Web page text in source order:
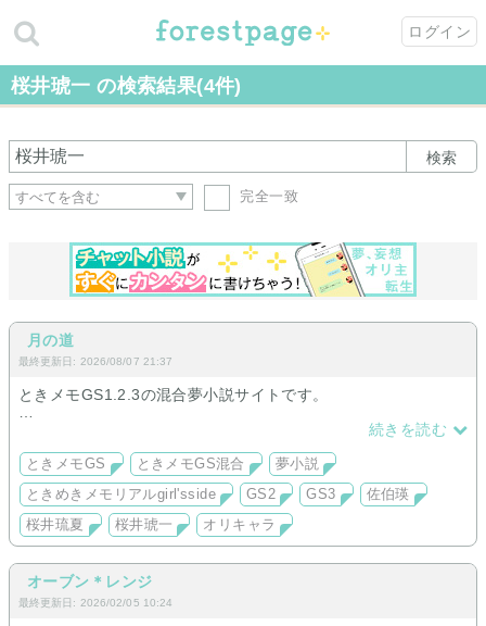
ログイン
桜井琥一 の検索結果(4件)
検索
完全一致
月の道
最終更新日: 2026/08/07 21:37
ときメモGS1.2.3の混合夢小説サイトです。
主人公オリキャラです。
続きを読む
ときメモGS ときメモGS混合
夢小説
ときめきメモリアルgirl'sside
GS2 GS3
佐伯瑛
桜井琉夏
桜井琥一 オリキャラ
オーブン＊レンジ
最終更新日: 2026/02/05 10:24